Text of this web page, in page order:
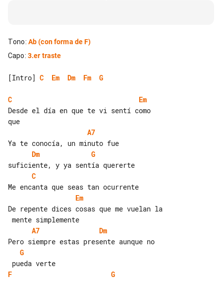
Tono: Ab(con forma de F)
Capo: 3.er traste
[Intro] C Em Dm Fm G
C
Em
Desde el día en que te vi sentí como
A7
Dm
G
C
Em
De repente dices cosas que me vuelan la
A7
Dm
G
F
G